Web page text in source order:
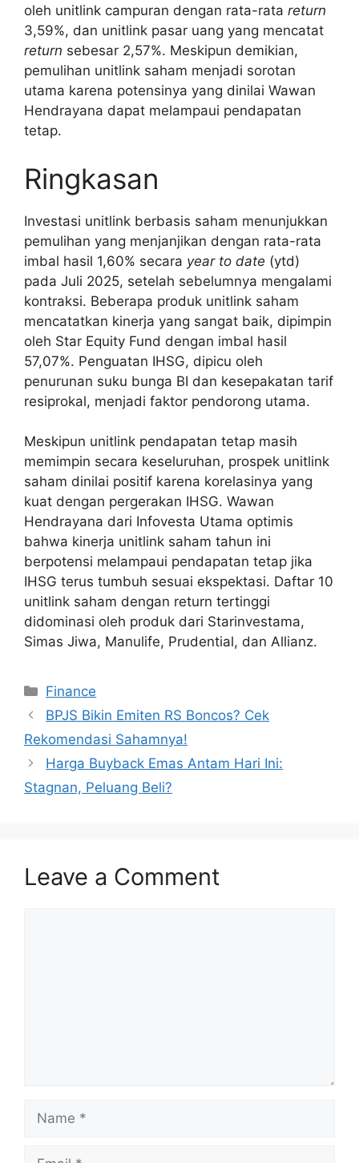
oleh unitlink campuran dengan rata-rata return
3,59%, dan unitlink pasar uang yang mencatat
return sebesar 2,57%. Meskipun demikian,
pemulihan unitlink saham menjadi sorotan
utama karena potensinya yang dinilai Wawan
Hendrayana dapat melampaui pendapatan
tetap.
Ringkasan
Investasi unitlink berbasis saham menunjukkan
pemulihan yang menjanjikan dengan rata-rata
imbal hasil 1,60% secara year to date (ytd)
pada Juli 2025, setelah sebelumnya mengalami
kontraksi. Beberapa produk unitlink saham
mencatatkan kinerja yang sangat baik, dipimpin
oleh Star Equity Fund dengan imbal hasil
57,07%. Penguatan IHSG, dipicu oleh
penurunan suku bunga BI dan kesepakatan tarif
resiprokal, menjadi faktor pendorong utama.
Meskipun unitlink pendapatan tetap masih
memimpin secara keseluruhan, prospek unitlink
saham dinilai positif karena korelasinya yang
kuat dengan pergerakan IHSG. Wawan
Hendrayana dari Infovesta Utama optimis
bahwa kinerja unitlink saham tahun ini
berpotensi melampaui pendapatan tetap jika
IHSG terus tumbuh sesuai ekspektasi. Daftar 10
unitlink saham dengan return tertinggi
didominasi oleh produk dari Starinvestama,
Simas Jiwa, Manulife, Prudential, dan Allianz.
Categories
Finance
BPJS Bikin Emiten RS Boncos? Cek
Rekomendasi Sahamnya!
Harga Buyback Emas Antam Hari Ini:
Stagnan, Peluang Beli?
Leave a Comment
Name
Email